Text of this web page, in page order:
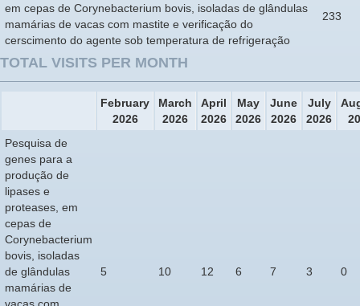
em cepas de Corynebacterium bovis, isoladas de glândulas
mamárias de vacas com mastite e verificação do
cerscimento do agente sob temperatura de refrigeração
233
TOTAL VISITS PER MONTH
February
2026
March
2026
April
2026
May
2026
June
2026
July
2026
Pesquisa de
genes para a
produção de
lipases e
proteases, em
cepas de
Corynebacterium
bovis, isoladas
de glândulas
mamárias de
vacas com
5 10 12 6 7 3 0